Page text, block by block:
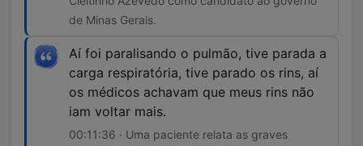
de Minas Gerais.
Aí foi paralisando o pulmão, tive parada a
carga respiratória, tive parado os rins, aí
os médicos achavam que meus rins não
iam voltar mais.
00:11:36 · Uma paciente relata as graves